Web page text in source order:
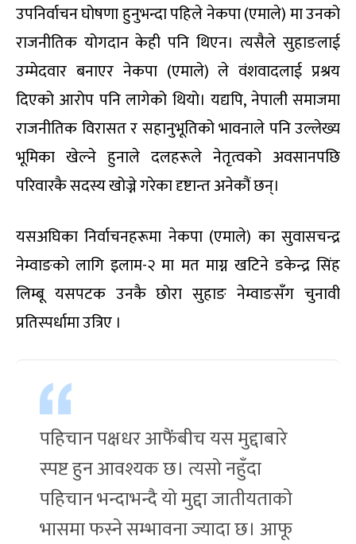
उपनिर्वाचन घोषणा हुनुभन्दा पहिले नेकपा (एमाले) मा उनको
राजनीतिक योगदान केही पनि थिएन। त्यसैले सुहाङलाई
उम्मेदवार बनाएर नेकपा (एमाले) ले वंशवादलाई प्रश्रय
दिएको आरोप पनि लागेको थियो। यद्यपि, नेपाली समाजमा
राजनीतिक विरासत र सहानुभूतिको भावनाले पनि उल्लेख्य
भूमिका खेल्ने हुनाले दलहरूले नेतृत्वको अवसानपछि
परिवारकै सदस्य खोज्ने गरेका दृष्टान्त अनेकौं छन्।
यसअघिका निर्वाचनहरूमा नेकपा (एमाले) का सुवासचन्द्र
नेम्वाङको लागि इलाम-२ मा मत माग्न खटिने डकेन्द्र सिंह
लिम्बू यसपटक उनकै छोरा सुहाङ नेम्वाङसँग चुनावी
प्रतिस्पर्धामा उत्रिए ।
पहिचान पक्षधर आफैंबीच यस मुद्दाबारे
स्पष्ट हुन आवश्यक छ। त्यसो नहुँदा
पहिचान भन्दाभन्दै यो मुद्दा जातीयताको
भासमा फस्ने सम्भावना ज्यादा छ। आफू